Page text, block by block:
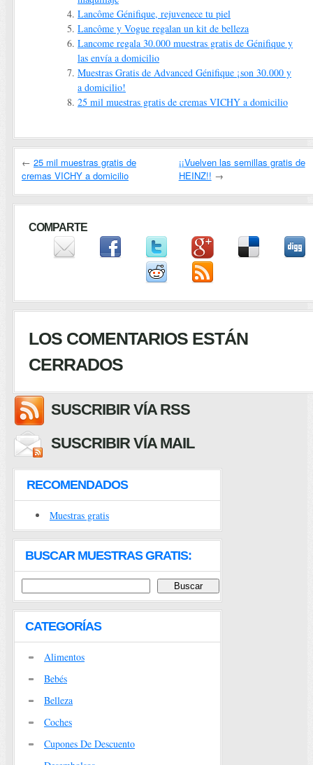
Lancôme Génifique, rejuvenece tu piel
Lancôme y Vogue regalan un kit de belleza
Lancome regala 30.000 muestras gratis de Génifique y
las envía a domicilio
Muestras Gratis de Advanced Génifique ¡son 30.000 y
a domicilio!
25 mil muestras gratis de cremas VICHY a domicilio
← 25 mil muestras gratis de
cremas VICHY a domicilio
¡¡Vuelven las semillas gratis de
HEINZ!! →
COMPARTE
LOS COMENTARIOS ESTÁN
CERRADOS
SUSCRIBIR VÍA RSS
SUSCRIBIR VÍA MAIL
RECOMENDADOS
Muestras gratis
BUSCAR MUESTRAS GRATIS:
CATEGORÍAS
Alimentos
Bebés
Belleza
Coches
Cupones De Descuento